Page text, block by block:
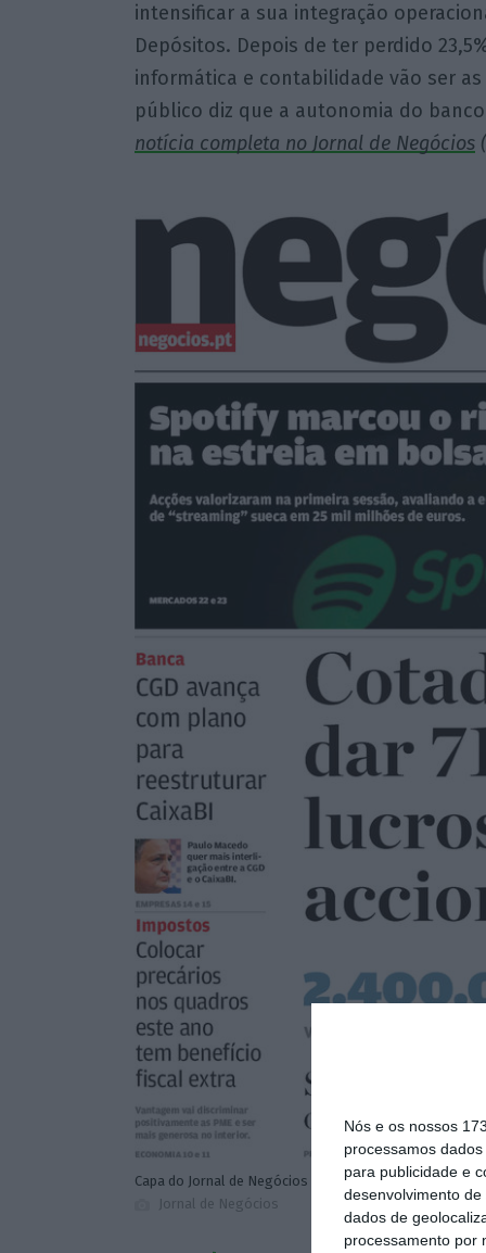
Nós e os nossos
processamos
para publicidade e
desenvolvimento de
dados de
processamento por
intensificar a sua integração
Depósitos. Depois de ter perdido
informática e contabilidade vão ser
público diz que a autonomia do
notícia completa no Jornal de Negócios
Capa do Jornal de Negócios de 4 de abril de 2018.
Jornal de Negócios